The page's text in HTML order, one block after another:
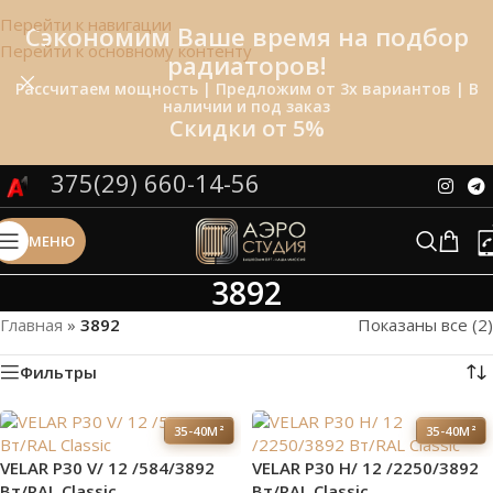
Перейти к навигации
Перейти к основному контенту
Сэкономим Ваше время на подбор
радиаторов!
Рассчитаем мощность | Предложим от 3х вариантов | В
наличии и под заказ
Скидки от 5%
375(29) 660-14-56
МЕНЮ
3892
Главная » 3892 Показаны все (2)
Фильтры
35-40М²
VELAR P30 V/ 12 /584/3892
35-40М²
VELAR P30 H/ 12 /2250/3892